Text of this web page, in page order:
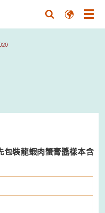
包裝龍蝦肉蟹膏醬樣本含